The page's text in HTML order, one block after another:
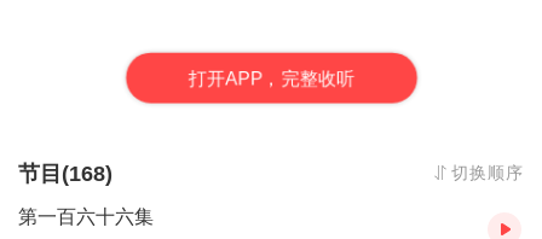
打开APP，完整收听
节目(168) 切换顺序
第一百六十六集